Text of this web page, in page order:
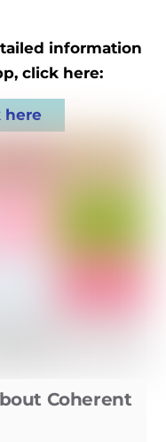
information
click here:
here
Coherent